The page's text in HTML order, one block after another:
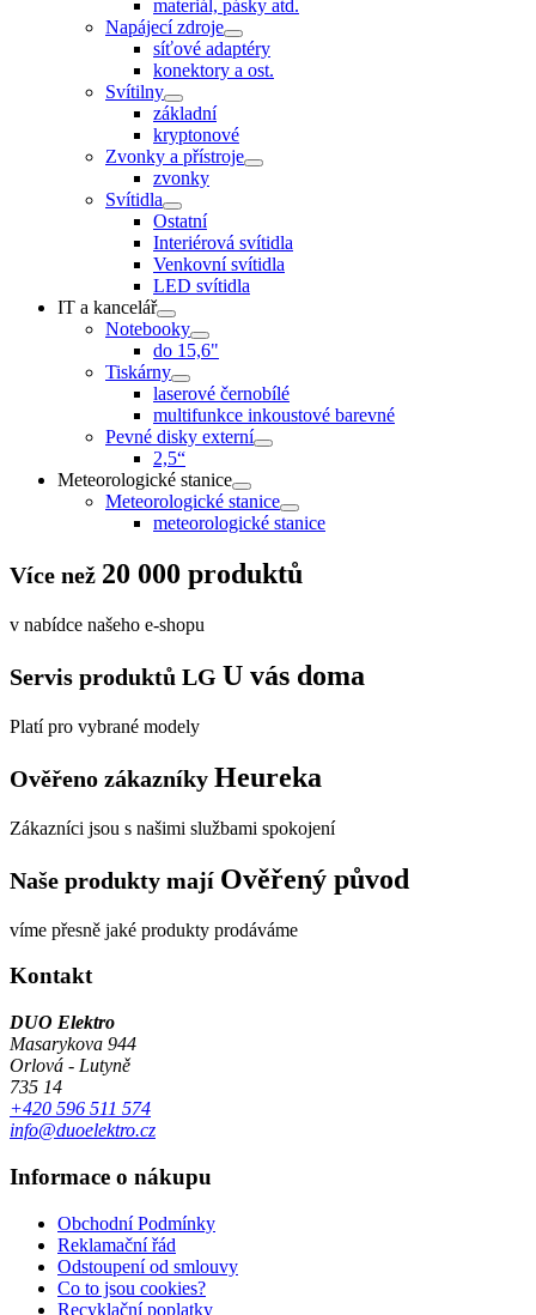
materiál, pásky atd.
Napájecí zdroje
síťové adaptéry
konektory a ost.
Svítilny
základní
kryptonové
Zvonky a přístroje
zvonky
Svítidla
Ostatní
Interiérová svítidla
Venkovní svítidla
LED svítidla
IT a kancelář
Notebooky
do 15,6"
Tiskárny
laserové černobílé
multifunkce inkoustové barevné
Pevné disky externí
2,5“
Meteorologické stanice
Meteorologické stanice
meteorologické stanice
Více než 20 000 produktů
v nabídce našeho e-shopu
Servis produktů LG U vás doma
Platí pro vybrané modely
Ověřeno zákazníky Heureka
Zákazníci jsou s našimi službami spokojení
Naše produkty mají Ověřený původ
víme přesně jaké produkty prodáváme
Kontakt
DUO Elektro
Masarykova 944
Orlová - Lutyně
735 14
+420 596 511 574
info@duoelektro.cz
Informace o nákupu
Obchodní Podmínky
Reklamační řád
Odstoupení od smlouvy
Co to jsou cookies?
Recyklační poplatky